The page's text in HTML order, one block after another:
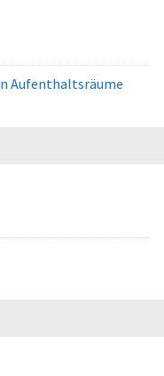
Aufenthaltsräume